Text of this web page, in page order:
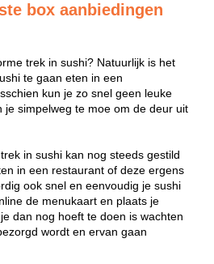
box aanbiedingen
trek in sushi? Natuurlijk is het
te gaan eten in een
kun je zo snel geen leuke
je simpelweg te moe om de deur uit
in sushi kan nog steeds gestild
in een restaurant of deze ergens
ook snel en eenvoudig je sushi
de menukaart en plaats je
dan nog hoeft te doen is wachten
wordt en ervan gaan